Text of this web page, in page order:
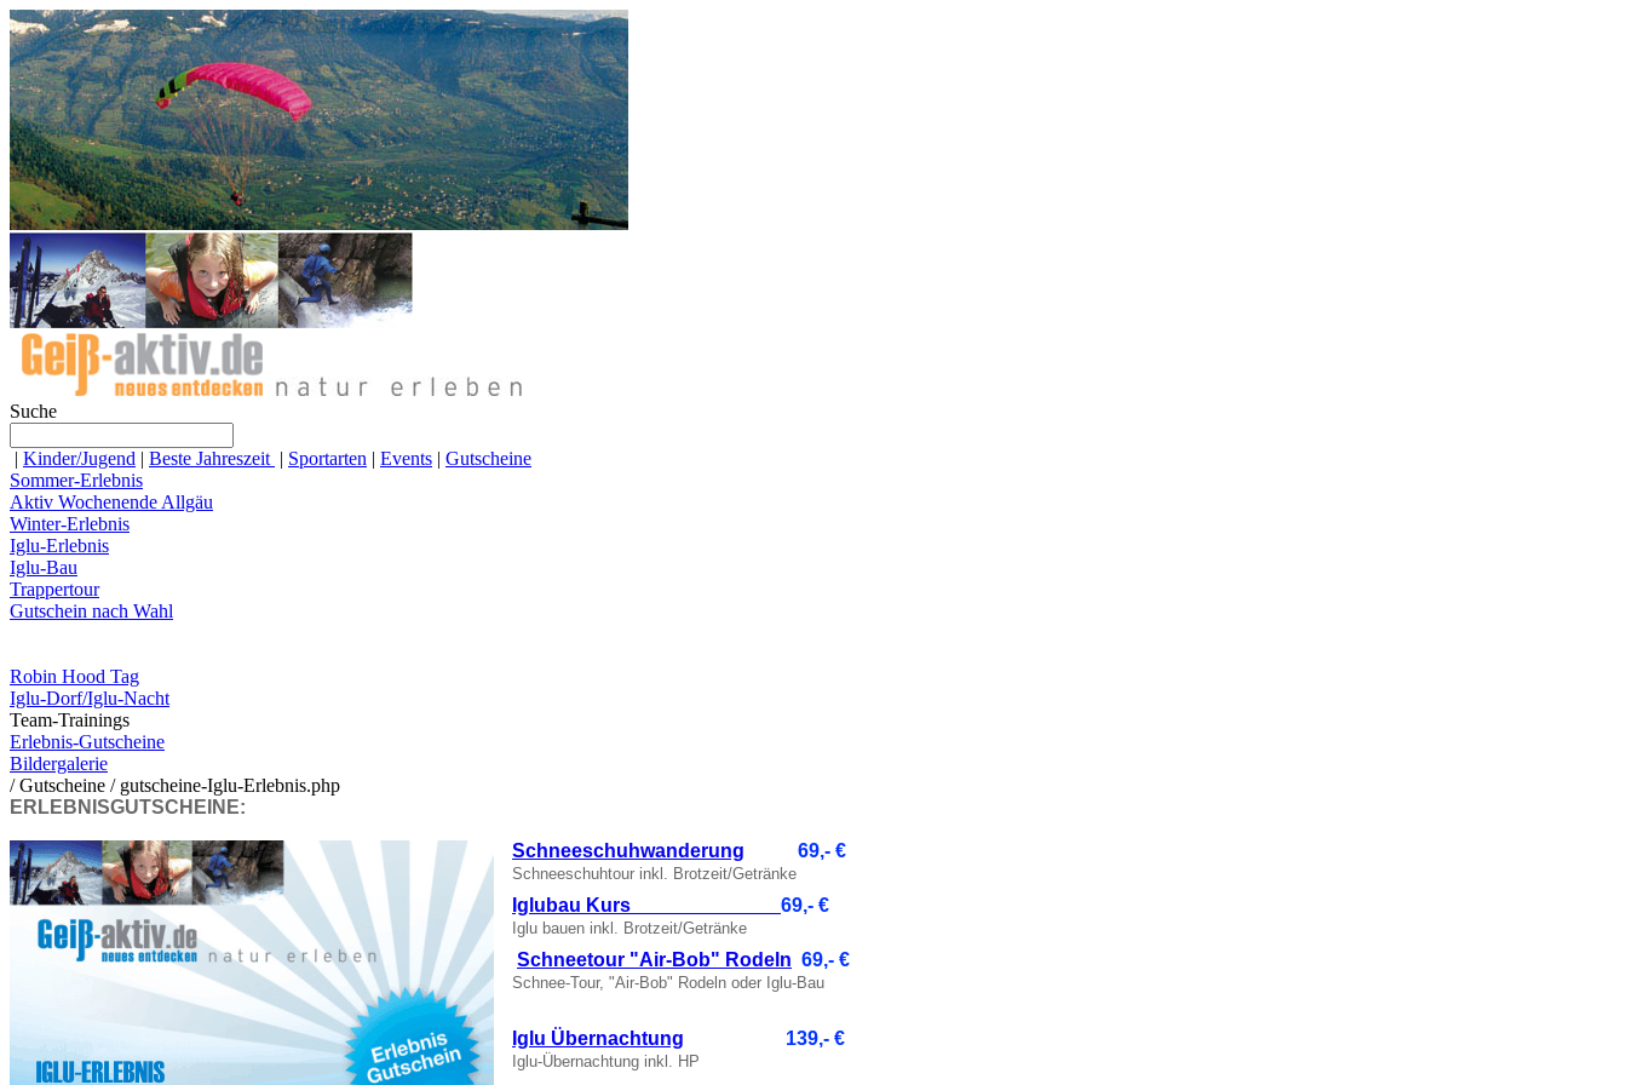
Suche
| Kinder/Jugend | Beste Jahreszeit | Sportarten | Events | Gutscheine
Sommer-Erlebnis
Aktiv Wochenende Allgäu
Winter-Erlebnis
Iglu-Erlebnis
Iglu-Bau
Trappertour
Gutschein nach Wahl
Robin Hood Tag
Iglu-Dorf/Iglu-Nacht
Team-Trainings
Erlebnis-Gutscheine
Bildergalerie
/ Gutscheine / gutscheine-Iglu-Erlebnis.php
ERLEBNISGUTSCHEINE:
Schneeschuhwanderung 69,- €
Schneeschuhtour inkl. Brotzeit/Getränke
Iglubau Kurs 69,- €
Iglu bauen inkl. Brotzeit/Getränke
Schneetour "Air-Bob" Rodeln 69,- €
Schnee-Tour, "Air-Bob" Rodeln oder Iglu-Bau
Iglu Übernachtung 139,- €
Iglu-Übernachtung inkl. HP